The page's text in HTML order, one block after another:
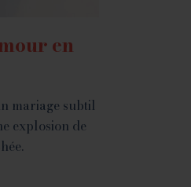
en
mariage subtil
explosion de